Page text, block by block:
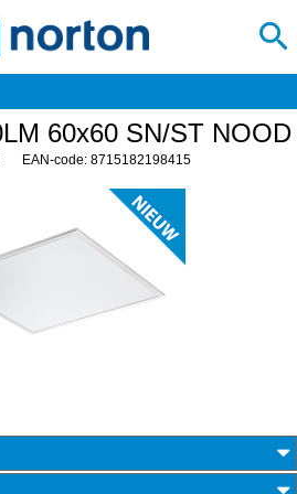
60x60 SN/ST NOOD
EAN-code: 8715182198415